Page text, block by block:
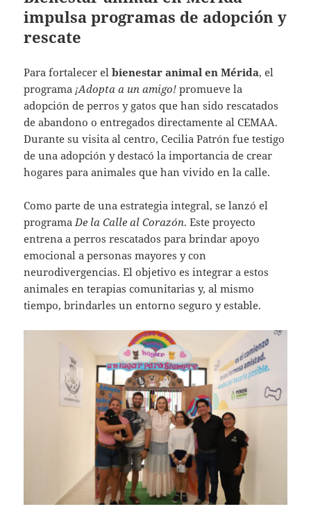
impulsa programas de adopción y
rescate
Para fortalecer elbienestar animal en Mérida, el
programa ¡Adopta a un amigo! promueve la
adopción de perros y gatos que han sido rescatados
de abandono o entregados directamente al CEMAA.
Durante su visita al centro, Cecilia Patrón fue testigo
de una adopción y destacó la importancia de crear
hogares para animales que han vivido en la calle.
Como parte de una estrategia integral, se lanzó el
programa De la Calle al Corazón. Este proyecto
entrena a perros rescatados para brindar apoyo
emocional a personas mayores y con
neurodivergencias. El objetivo es integrar a estos
animales en terapias comunitarias y, al mismo
tiempo, brindarles un entorno seguro y estable.